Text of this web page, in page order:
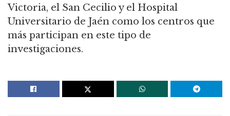
Victoria, el San Cecilio y el Hospital
Universitario de Jaén como los centros que
más participan en este tipo de
investigaciones.